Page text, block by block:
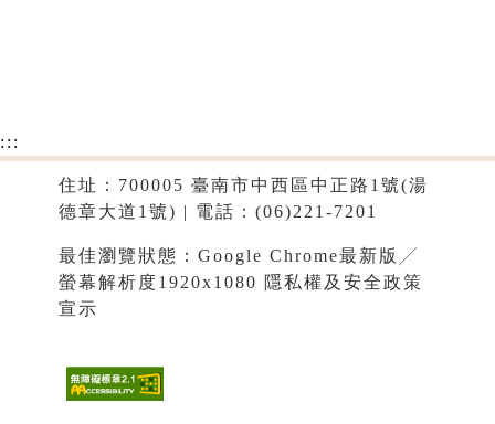
:::
住址：700005 臺南市中西區中正路1號(湯
德章大道1號) | 電話：(06)221-7201
最佳瀏覽狀態：Google Chrome最新版╱
螢幕解析度1920x1080 隱私權及安全政策
宣示